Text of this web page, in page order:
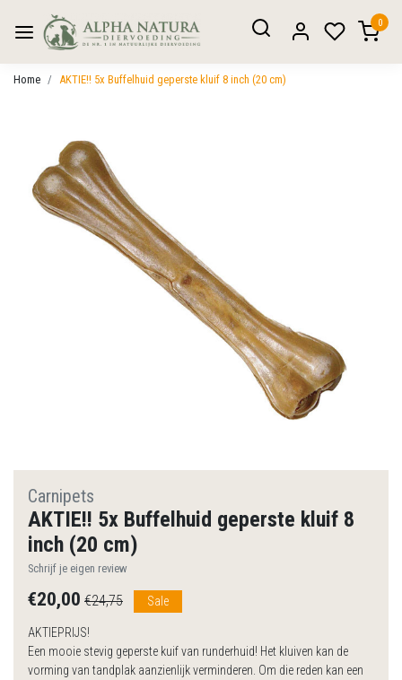
0
Home AKTIE!! 5x Buffelhuid geperste kluif 8 inch (20 cm)
Carnipets
AKTIE!! 5x Buffelhuid geperste kluif 8
inch (20 cm)
Schrijf je eigen review
€20,00 €24,75 Sale
AKTIEPRIJS!
Een mooie stevig geperste kuif van runderhuid! Het kluiven kan de
vorming van tandplak aanzienlijk verminderen. Om die reden kan een